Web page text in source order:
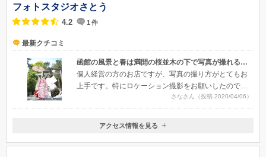
行き）「大町」下車 徒歩約9分／路線バス:函館バス1系統（棒二森屋前→船
見町行き）「公会堂前」下車 徒歩約8分／元町・ベイエリア周遊号（函館駅
フォトスタジオさとう
4.2 1 件
最新クチコミ
函館の風景と春は満開の桜並木の下で写真が撮れる写真館
個人経営の方のお店ですが、写真の撮り方がとてもお
上手です。特にロケーション撮影をお願いしたので、
地元の方じゃないと分からないスポットやここからな
ら綺麗にとれる角度を熟知されていたので写真の出来
上がりは光の入り方から撮り方までとても満足のいく
さなさん（投稿 2020/04/06）
北海道函館市本通2丁目33-33
アクセス情報を見る